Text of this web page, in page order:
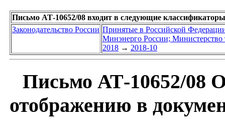
Письмо АТ-10652/08 входит в следующие
Законодательство России Принятые в Российской
Минэнерго России; Министерство
2018 → 2018-10
Письмо АТ-10652/08
отображению в